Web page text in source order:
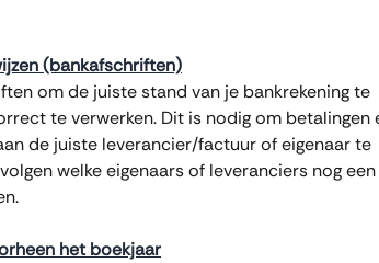
(bankafschriften)
om de juiste stand van je bankrekening te
te verwerken. Dit is nodig om betalingen
de juiste leverancier/factuur of eigenaar te
welke eigenaars of leveranciers nog een
het boekjaar